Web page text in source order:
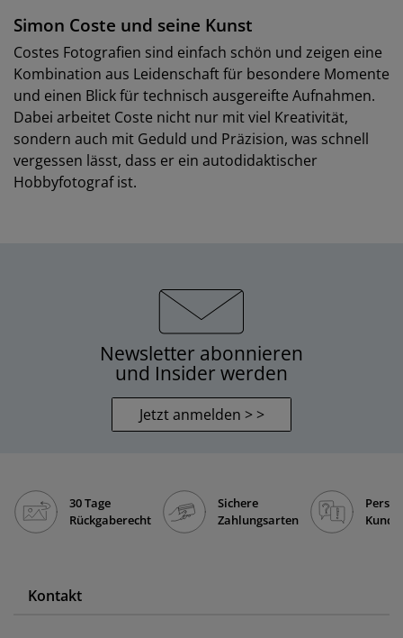
Simon Coste und seine Kunst
Costes Fotografien sind einfach schön und zeigen eine
Kombination aus Leidenschaft für besondere Momente
und einen Blick für technisch ausgereifte Aufnahmen.
Dabei arbeitet Coste nicht nur mit viel Kreativität,
sondern auch mit Geduld und Präzision, was schnell
vergessen lässt, dass er ein autodidaktischer
Hobbyfotograf ist.
Newsletter abonnieren
und Insider werden
Jetzt anmelden > >
30 Tage
Rückgaberecht
Sichere
Zahlungsarten
Kontakt